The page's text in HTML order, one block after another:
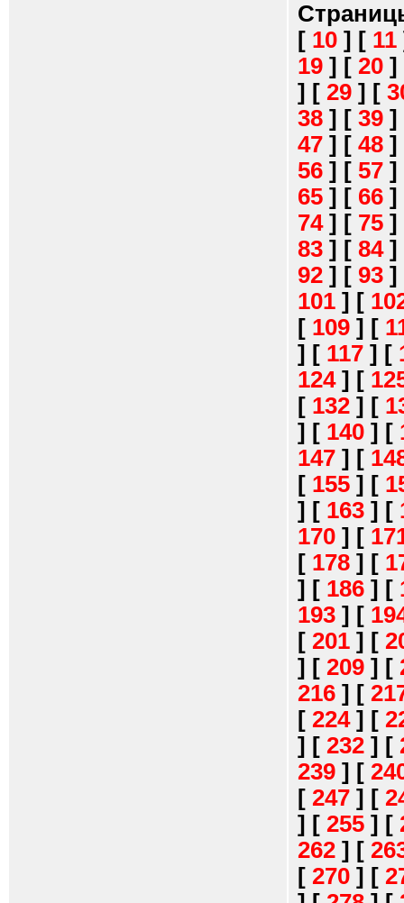
[ 10 ] [ 11
19 ] [ 20 ]
] [ 29 ] [
38 ] [ 39 ]
47 ] [ 48 ]
56 ] [ 57 ]
65 ] [ 66 ]
74] [ 75 ]
83 ] [ 84]
92 ] [ 93 ]
101 ] [
[ 109 ] [
] [ 117 ] [
124] [
[ 132 ] [
] [ 140 ] [
147 ] [
[ 155 ] [
] [ 163 ] [
170 ] [
[ 178 ] [
] [ 186 ] [
193 ] [
[ 201 ] [
] [ 209 ] [
216 ] [
[ 224] [
] [ 232 ] [
239 ] [
[ 247 ] [
] [ 255 ] [
262 ] [
[ 270 ] [